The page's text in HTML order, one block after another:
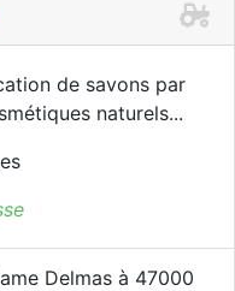
de savons par
naturels...
Delmas à 47000